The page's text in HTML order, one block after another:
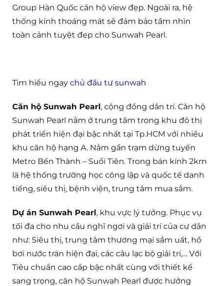
Group Hàn Quốc căn hộ view đẹp. Ngoài ra, hệ
thống kính thoáng mát sẽ đảm bảo tầm nhìn
toàn cảnh tuyệt đẹp cho Sunwah Pearl.
Tìm hiểu ngay chủ đầu tư sunwah
Căn hộ Sunwah Pearl, cộng đồng dân trí. Căn hộ
Sunwah Pearl nằm ở trung tâm trong khu đô thị
phát triển hiện đại bậc nhất tại Tp.HCM với nhiều
khu căn hộ hạng A. Nằm gần trạm dừng tuyến
Metro Bến Thành – Suối Tiên. Trong bán kính 2km
là hệ thống trường học công lập và quốc tế danh
tiếng, siêu thị, bệnh viện, trung tâm mua sắm.
Dự án Sunwah Pearl, khu vực lý tưởng. Phục vụ
tối đa cho nhu cầu nghĩ ngơi và giải trí của cư dân
như: Siêu thị, trung tâm thương mại sầm uất, hồ
bơi nước tràn hiện đại, các câu lạc bộ giải trí,… Với
Tiêu chuẩn cao cấp bậc nhất cùng với thiết kế
sang trọng, căn hộ Sunwah Pearl được hưởng